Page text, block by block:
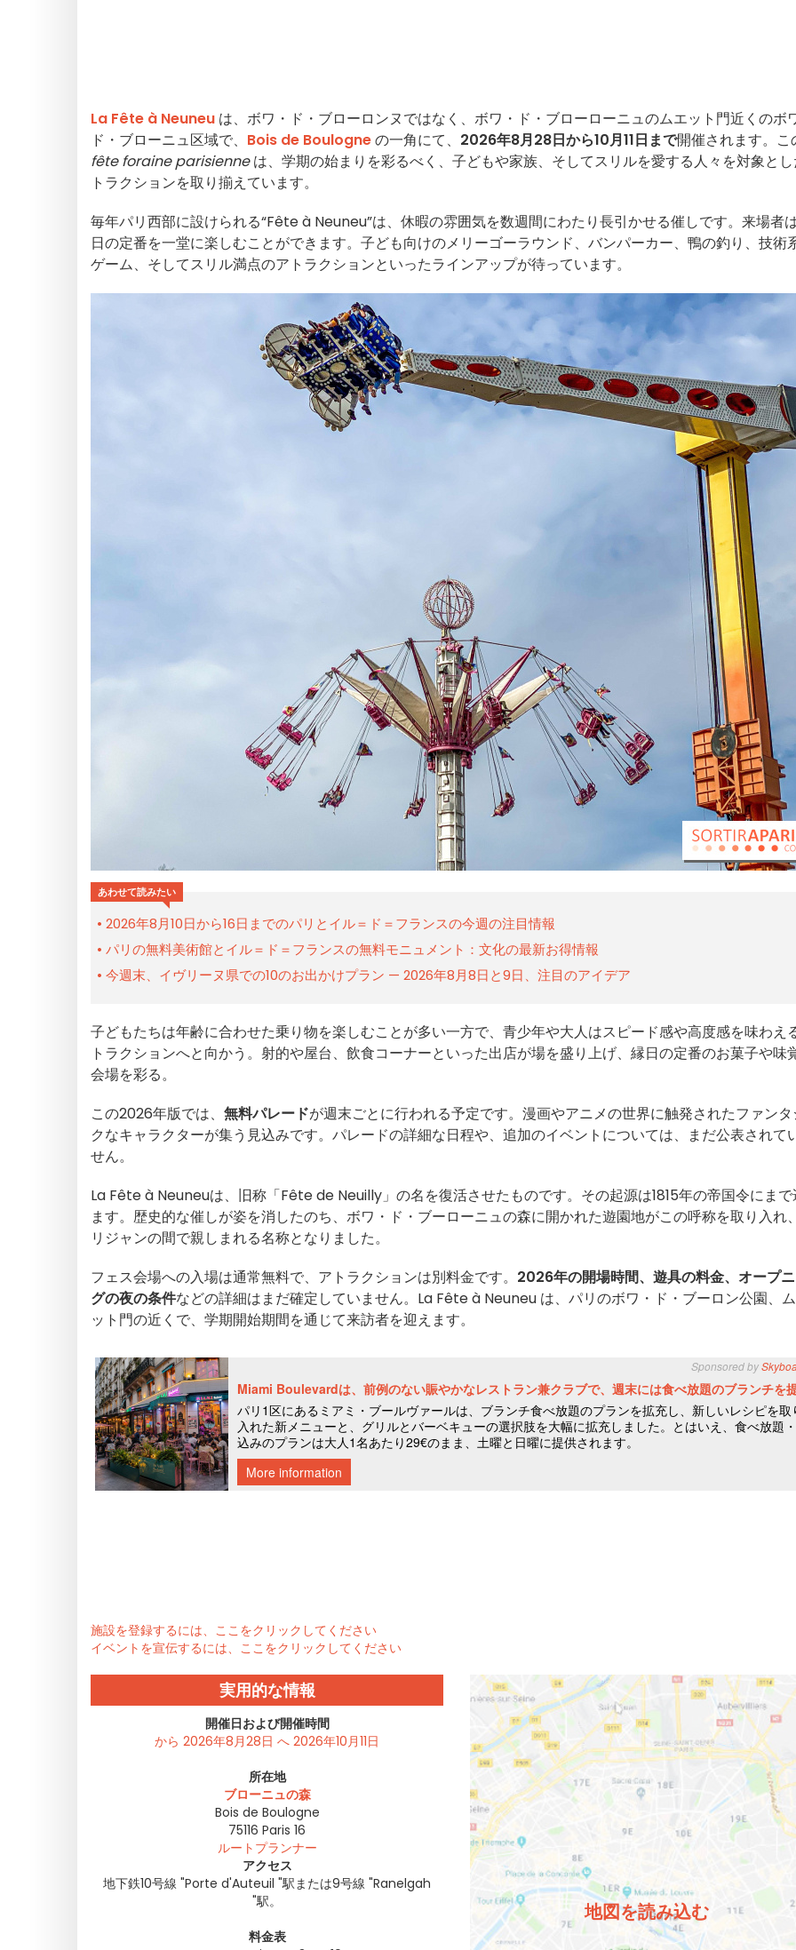
La Fête à Neuneu は、ボワ・ド・ブローロンヌではなく、ボワ・ド・ブローローニュのムエット門近くのボ
ド・ブローニュ区域で、 Bois de Boulogneの一角にて、 2026年8月28日から10月11日まで開催されます。こ
fête foraine parisienneは、学期の始まりを彩るべく、子どもや家族、そしてスリルを愛する人々を対象と
トラクションを取り揃えています。
毎年パリ西部に設けられる“Fête à Neuneu”は、休暇の雰囲気を数週間にわたり長引かせる催しです。来場者
日の定番を一堂に楽しむことができます。子ども向けのメリーゴーラウンド、バンパーカー、鴨の釣り、技術
ゲーム、そしてスリル満点のアトラクションといったラインアップが待っています。
あわせて読みたい
2026年8月10日から16日までのパリとイル＝ド＝フランスの今週の注目情報
パリの無料美術館とイル＝ド＝フランスの無料モニュメント：文化の最新お得情報
今週末、イヴリーヌ県での10のお出かけプラン — 2026年8月8日と9日、注目のアイデア
子どもたちは年齢に合わせた乗り物を楽しむことが多い一方で、青少年や大人はスピード感や高度感を味わえ
トラクションへと向かう。射的や屋台、飲食コーナーといった出店が場を盛り上げ、縁日の定番のお菓子や味
会場を彩る。
この2026年版では、 無料パレードが週末ごとに行われる予定です。漫画やアニメの世界に触発されたファン
クなキャラクターが集う見込みです。パレードの詳細な日程や、追加のイベントについては、まだ公表されて
せん。
La Fête à Neuneuは、旧称「Fête de Neuilly」の名を復活させたものです。その起源は1815年の帝国令にま
ます。歴史的な催しが姿を消したのち、ボワ・ド・ブーローニュの森に開かれた遊園地がこの呼称を取り入れ
リジャンの間で親しまれる名称となりました。
フェス会場への入場は通常無料で、アトラクションは別料金です。 2026年の開場時間、遊具の料金、オープ
グの夜の条件などの詳細はまだ確定していません。La Fête à Neuneu は、パリのボワ・ド・ブーロン公園、
ット門の近くで、学期開始期間を通じて来訪者を迎えます。
施設を登録するには、ここをクリックしてください
イベントを宣伝するには、ここをクリックしてください
実用的な情報
開催日および開催時間
から 2026年8月28日 へ 2026年10月11日
所在地
ブローニュの森
Bois de Boulogne
75116 Paris 16
ルートプランナー
アクセス
地下鉄10号線 "Porte d'Auteuil "駅または9号線 "Ranelgah
"駅。
料金表
地図を読み込む